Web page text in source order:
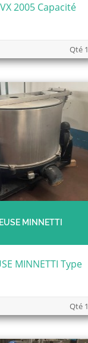
2005 Capacité
Qté 1
MINNETTI
MINNETTI Type
Qté 1